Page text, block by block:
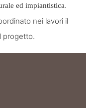
ed impiantistica.
nei lavori il
progetto.